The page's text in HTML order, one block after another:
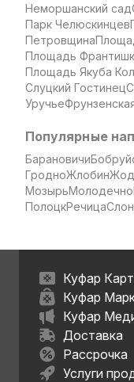
Неморшанский сад
Парк Челюскинцев
Петровщина
Площадь
Площадь Якуба
Слуцкий Гостинец
Уручье
Популярные
Барановичи
ГродноЖлобин
МозырьМолодечно
ПолоцкРечица
Куфар
Куфар
Куфар
Доставка
Рассрочка
Услуги